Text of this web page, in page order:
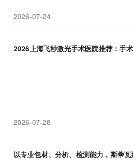
2026-07-24
2026上海飞秒激光手术医院推荐：手
2026-07-28
以专业包材、分析、检测能力，斯蒂